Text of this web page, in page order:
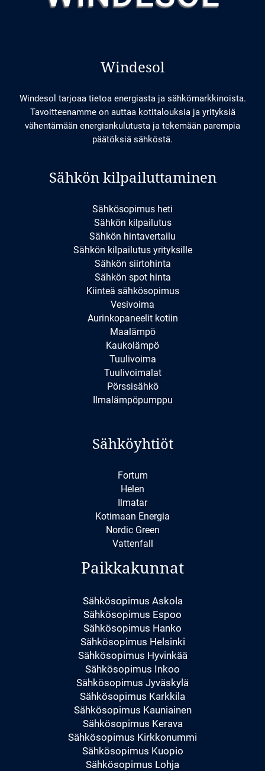
Windesol
Windesol tarjoaa tietoa energiasta ja sähkömarkkinoista.
Tavoitteenamme on auttaa kotitalouksia ja yrityksiä
vähentämään energiankulutusta ja tekemään parempia
päätöksiä sähköstä.
Sähkön kilpailuttaminen
Sähkösopimus heti
Sähkön kilpailutus
Sähkön hintavertailu
Sähkön kilpailutus yrityksille
Sähkön siirtohinta
Sähkön spot hinta
Kiinteä sähkösopimus
Vesivoima
Aurinkopaneelit kotiin
Maalämpö
Kaukolämpö
Tuulivoima
Tuulivoimalat
Pörssisähkö
Ilmalämpöpumppu
Sähköyhtiöt
Fortum
Helen
Ilmatar
Kotimaan Energia
Nordic Green
Vattenfall
Paikkakunnat
Sähkösopimus Askola
Sähkösopimus Espoo
Sähkösopimus Hanko
Sähkösopimus Helsinki
Sähkösopimus Hyvinkää
Sähkösopimus Inkoo
Sähkösopimus Jyväskylä
Sähkösopimus Karkkila
Sähkösopimus Kauniainen
Sähkösopimus Kerava
Sähkösopimus Kirkkonummi
Sähkösopimus Kuopio
Sähkösopimus Lohja